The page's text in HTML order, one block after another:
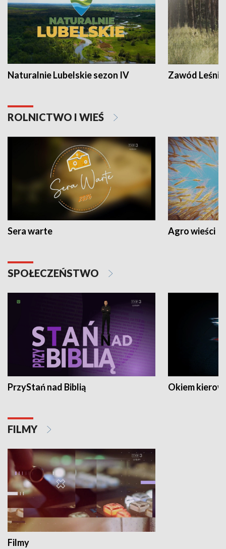
Naturalnie Lubelskie sezon IV Zawód Leśnik
ROLNICTWO I WIEŚ
Sera warte Agro wieści
SPOŁECZEŃSTWO
PrzyStań nad Biblią Okiem
FILMY
Filmy